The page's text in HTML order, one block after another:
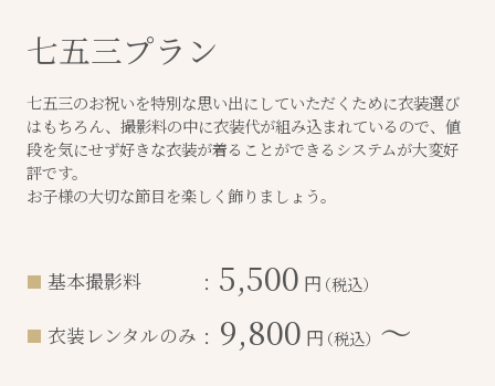
七五三プラン
七五三のお祝いを特別な思い出にしていただくために衣装選び
はもちろん、撮影料の中に衣装代が組み込まれているので、値
段を気にせず好きな衣装が着ることができるシステムが大変好
評です。
お子様の大切な節目を楽しく飾りましょう。
基本撮影料 ： 5,500 円（税込）
衣装レンタルのみ ： 9,800 円（税込） 〜